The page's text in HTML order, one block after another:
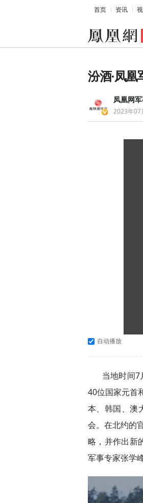
首页 资讯
汾酒·凤凰
凤凰网
2023年07
自动播放
当地时间7
40位国家元首
本、韩国、澳
会。在北约的
略，并作出新
军事专家张学